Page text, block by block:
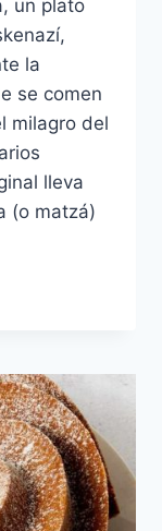
un plato
la
se comen
milagro del
lleva
(o matzá)